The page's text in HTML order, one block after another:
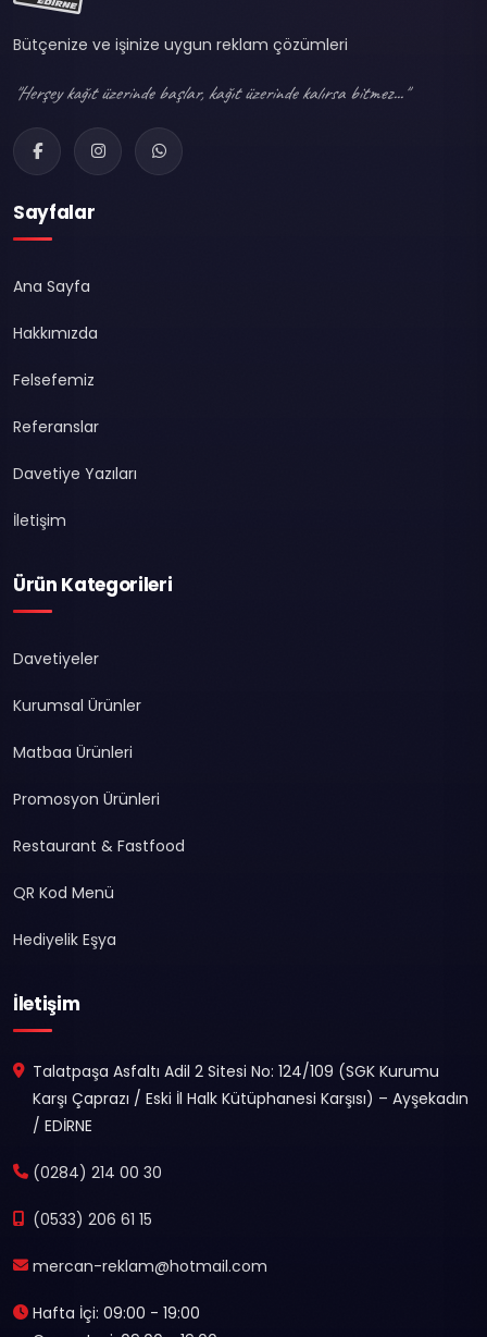
Bütçenize ve işinize uygun reklam çözümleri
"Herşey kağıt üzerinde başlar, kağıt üzerinde kalırsa bitmez..."
Sayfalar
Ana Sayfa
Hakkımızda
Felsefemiz
Referanslar
Davetiye Yazıları
İletişim
Ürün Kategorileri
Davetiyeler
Kurumsal Ürünler
Matbaa Ürünleri
Promosyon Ürünleri
Restaurant & Fastfood
QR Kod Menü
Hediyelik Eşya
İletişim
Talatpaşa Asfaltı Adil 2 Sitesi No: 124/109 (SGK Kurumu
Karşı Çaprazı / Eski İl Halk Kütüphanesi Karşısı) – Ayşekadın
/ EDİRNE
(0284) 214 00 30
(0533) 206 61 15
mercan-reklam@hotmail.com
Hafta İçi: 09:00 - 19:00